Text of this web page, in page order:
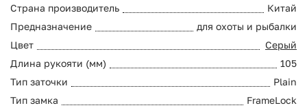
Страна производитель
Китай
Предназначение
для охоты и рыбалки
Цвет
Серый
Длина рукояти (мм)
105
Тип заточки
Plain
Тип замка
FrameLock